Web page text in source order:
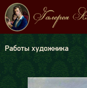
Работы художника